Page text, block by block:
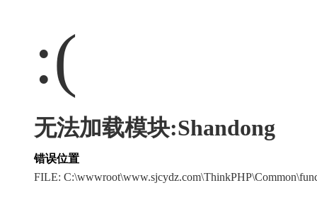
:(
无法加载模块:Shandong
错误位置
FILE: